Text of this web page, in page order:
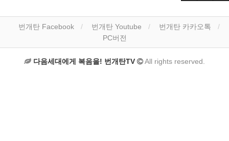
번개탄 Facebook 번개탄 Youtube
번개탄 카카오톡
PC버전
다음세대에게 복음을! 번개탄TV All rights reserved.